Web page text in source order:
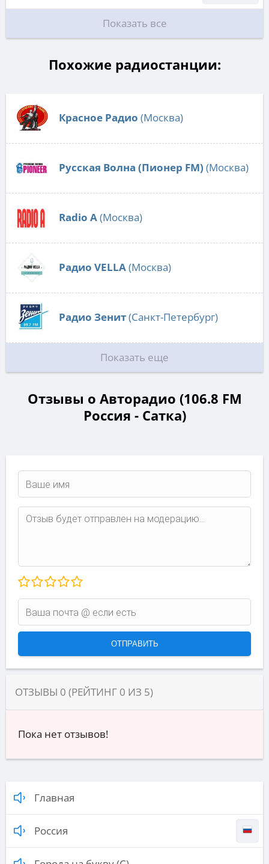
Показать все
Похожие радиостанции:
Красное Радио (Москва)
Русская Волна (Пионер FM) (Москва)
Radio А(Москва)
Радио VELLA(Москва)
Радио Зенит(Санкт-Петербург)
Показать еще
Отзывы о Авторадио (106.8 FM
Россия - Сатка)
ОТЗЫВЫ 0 (РЕЙТИНГ 0 ИЗ 5)
Пока нет отзывов!
Главная
Россия